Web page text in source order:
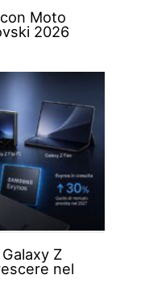
Moto
2026
Z
nel